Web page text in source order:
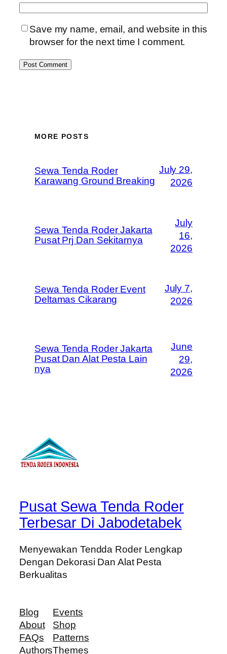
Save my name, email, and website in this
browser for the next time I comment.
MORE POSTS
Sewa Tenda Roder
Karawang Ground Breaking
July 29,
2026
Sewa Tenda Roder Jakarta
Pusat Prj Dan Sekitarnya
July
16,
2026
Sewa Tenda Roder Event
Deltamas Cikarang
July 7,
2026
Sewa Tenda Roder Jakarta
Pusat Dan Alat Pesta Lain
nya
June
29,
2026
Pusat Sewa Tenda Roder
Terbesar Di Jabodetabek
Menyewakan Tendda Roder Lengkap
Dengan Dekorasi Dan Alat Pesta
Berkualitas
Blog
About
FAQs
Authors
Events
Shop
Patterns
Themes